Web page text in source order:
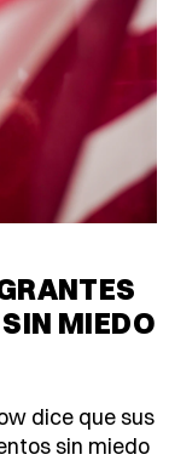
MIEDO
dice que sus
sin miedo